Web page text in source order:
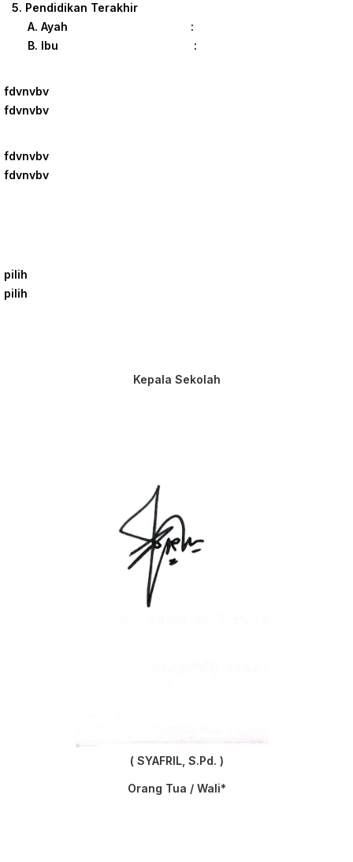
5. Pendidikan Terakhir
A. Ayah :
B. Ibu :
fdvnvbv
fdvnvbv
fdvnvbv
fdvnvbv
pilih
pilih
Kepala Sekolah
( SYAFRIL, S.Pd. )
Orang Tua / Wali*